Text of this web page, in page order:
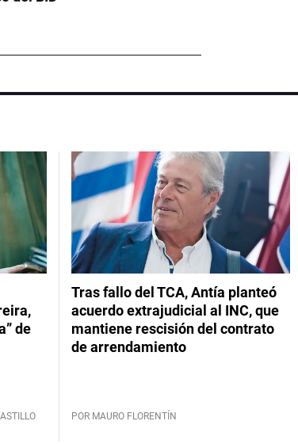
de
Tras fallo del TCA, Antía planteó
acuerdo extrajudicial al INC, que
mantiene rescisión del contrato
de arrendamiento
POR MAURO FLORENTÍN